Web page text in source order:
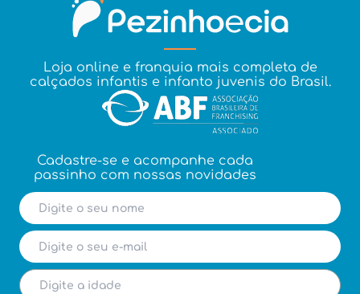
Loja online e franquia mais completa de
calçados infantis e infanto juvenis do Brasil.
Cadastre-se e acompanhe cada
passinho com nossas novidades